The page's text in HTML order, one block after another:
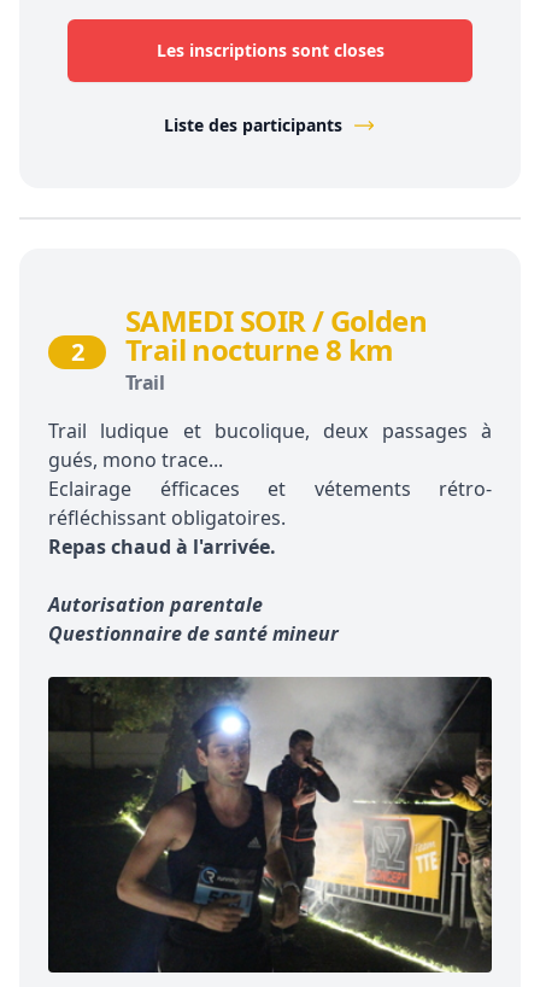
Les inscriptions sont closes
Liste des participants
2
SAMEDI SOIR / Golden
Trail nocturne 8 km
Trail
Trail ludique et bucolique, deux passages à
gués, mono trace...
Eclairage éfficaces et vétements rétro-
réfléchissant obligatoires.
Repas chaud à l'arrivée.
Autorisation parentale
Questionnaire de santé mineur